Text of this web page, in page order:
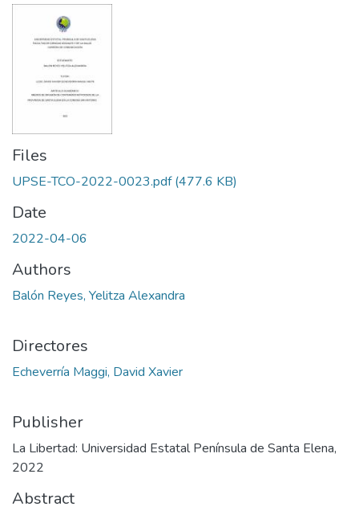
Files
UPSE-TCO-2022-0023.pdf(477.6 KB)
Date
2022-04-06
Authors
Balón Reyes, Yelitza Alexandra
Directores
Echeverría Maggi, David Xavier
Publisher
La Libertad: Universidad Estatal Península de Santa Elena,
2022
Abstract